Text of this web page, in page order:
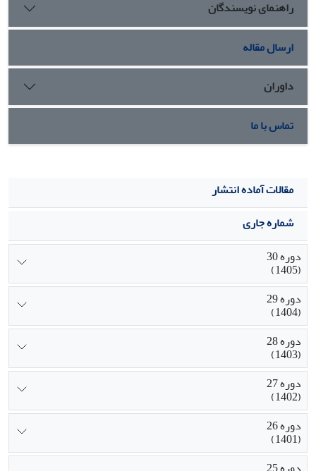
نوین، پاسخگویی سریع و برخط بودن، انعطاف پذیری، بهبود ارتباط
با مشتری و بهره گیری از استراتژی سئو در ایجاد ارزش
استراتژیک تجارت الکترونیک تاکید می‌نماید.
راهنمای نویسندگان
ارسال مقاله
داوران
تماس با ما
مقالات آماده انتشار
شماره جاری
دوره 30
(1405)
دوره 29
(1404)
دوره 28
(1403)
دوره 27
(1402)
دوره 26
(1401)